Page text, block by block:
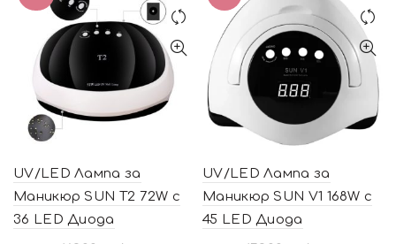
UV/LED Лампа за
Маникюр SUN T2 72W с
36 LED Диода
UV/LED Лампа за
Маникюр SUN V1 168W с
45 LED Диода